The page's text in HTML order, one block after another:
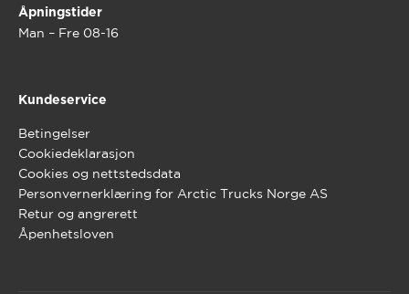
Åpningstider
Man – Fre 08-16
Kundeservice
Betingelser
Cookiedeklarasjon
Cookies og nettstedsdata
Personvernerklæring for Arctic Trucks Norge AS
Retur og angrerett
Åpenhetsloven